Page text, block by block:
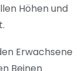
Höhen und
Erwachsene